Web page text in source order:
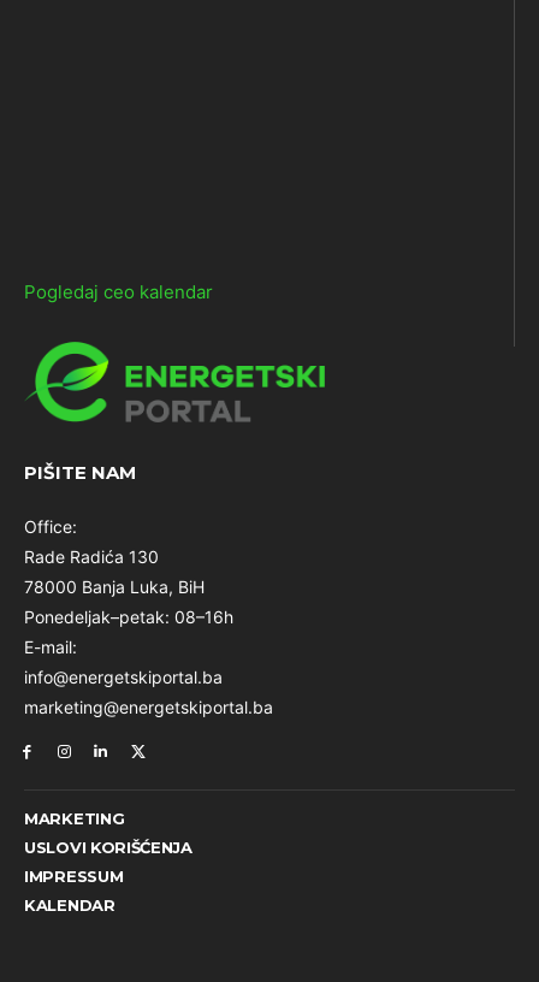
Pogledaj ceo kalendar
PIŠITE NAM
Office:
Rade Radića 130
78000 Banja Luka, BiH
Ponedeljak–petak: 08–16h
E-mail:
info@energetskiportal.ba
marketing@energetskiportal.ba
MARKETING
USLOVI KORIŠĆENJA
IMPRESSUM
KALENDAR